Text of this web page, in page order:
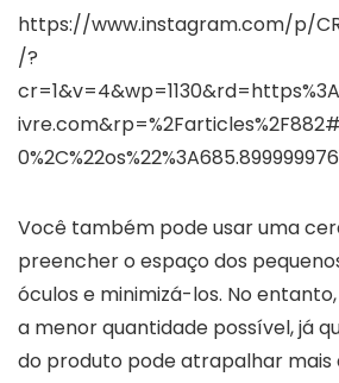
https://www.instagram.com/p/
/?
Você também pode usar uma
preencher o espaço dos
óculos e minimizá-los. No
a menor quantidade possível, já
do produto pode atrapalhar mais